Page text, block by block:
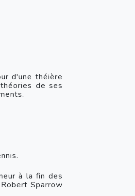
d'une théière
de ses
à la fin des
Sparrow